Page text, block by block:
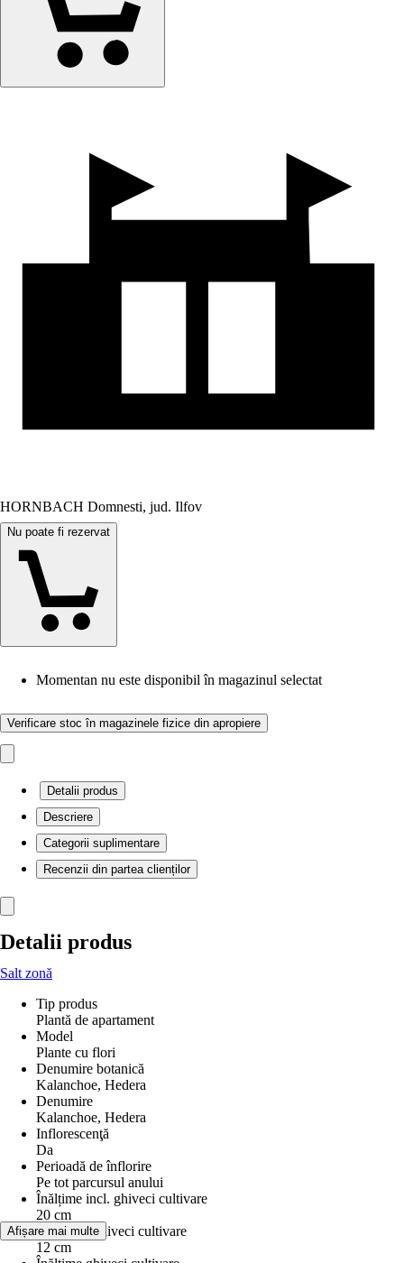
HORNBACH Domnesti, jud. Ilfov
Nu poate fi rezervat
Momentan nu este disponibil în magazinul selectat
Verificare stoc în magazinele fizice din apropiere
Detalii produs
Descriere
Categorii suplimentare
Recenzii din partea clienților
Detalii produs
Salt zonă
Tip produs
Plantă de apartament
Model
Plante cu flori
Denumire botanică
Kalanchoe, Hedera
Denumire
Kalanchoe, Hedera
Inflorescenţă
Da
Perioadă de înflorire
Pe tot parcursul anului
Înălțime incl. ghiveci cultivare
20 cm
Diametru ghiveci cultivare
12 cm
Afișare mai multe